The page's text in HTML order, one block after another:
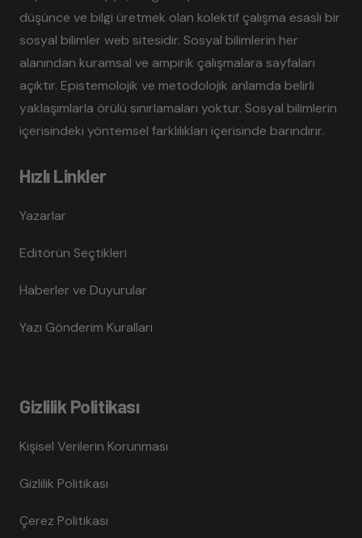
düşünce ve bilgi üretmek olan kolektif çalışma esaslı bir
sosyal bilimler web sitesidir. Sosyal bilimlerin her
alanından kuramsal ve ampirik çalışmalara sayfaları
açıktır. Epistemolojik ve metodolojik anlamda belirli
yaklaşımlarla örülü sınırlamaları yoktur. Sosyal bilimlerin
içerisindeki yöntemsel farklılıkları içerisinde barındırır.
Hızlı Linkler
Yazarlar
Editörün Seçtikleri
Haberler ve Duyurular
Yazı Gönderim Kuralları
Gizlilik Politikası
Kişisel Verilerin Korunması
Gizlilik Politikası
Çerez Politikası